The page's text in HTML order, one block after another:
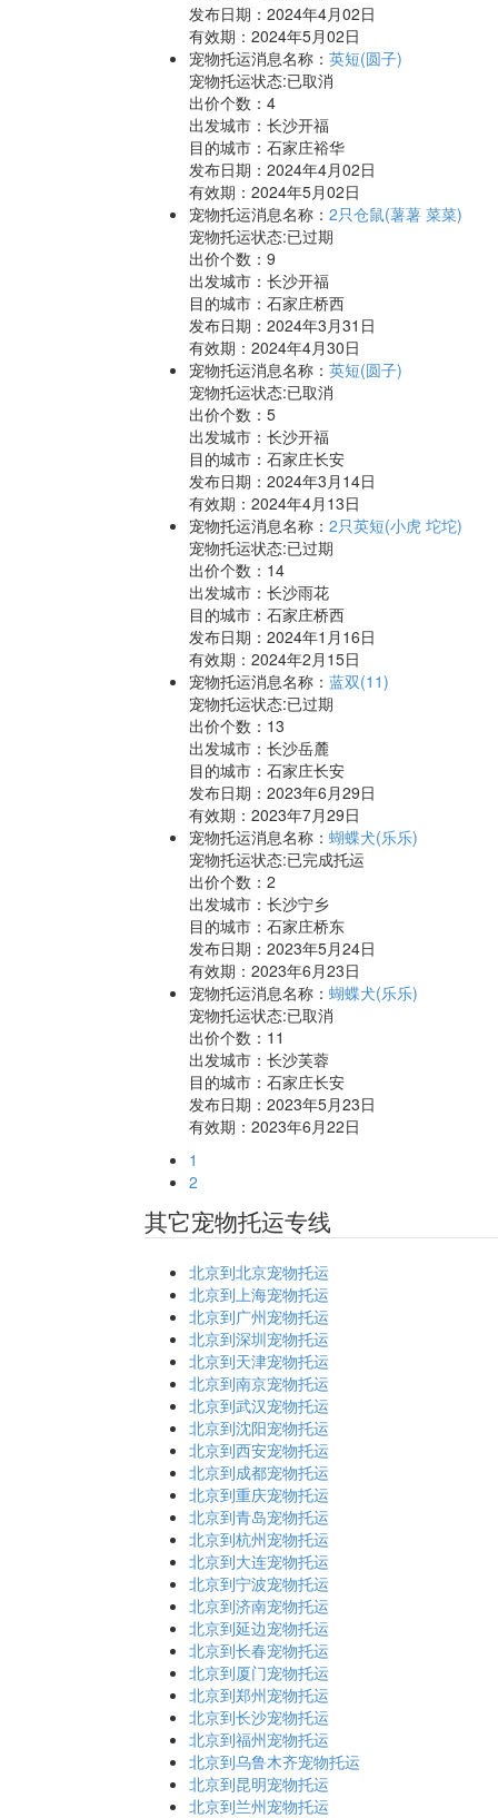
发布日期：2024年4月02日
有效期：2024年5月02日
宠物托运消息名称： 英短(圆子)
宠物托运状态:已取消
出价个数： 4
出发城市：长沙开福
目的城市：石家庄裕华
发布日期：2024年4月02日
有效期：2024年5月02日
宠物托运消息名称： 2只仓鼠(薯薯 菜菜)
宠物托运状态:已过期
出价个数： 9
出发城市：长沙开福
目的城市：石家庄桥西
发布日期：2024年3月31日
有效期：2024年4月30日
宠物托运消息名称： 英短(圆子)
宠物托运状态:已取消
出价个数： 5
出发城市：长沙开福
目的城市：石家庄长安
发布日期：2024年3月14日
有效期：2024年4月13日
宠物托运消息名称： 2只英短(小虎 坨坨)
宠物托运状态:已过期
出价个数： 14
出发城市：长沙雨花
目的城市：石家庄桥西
发布日期：2024年1月16日
有效期：2024年2月15日
宠物托运消息名称： 蓝双(11)
宠物托运状态:已过期
出价个数： 13
出发城市：长沙岳麓
目的城市：石家庄长安
发布日期：2023年6月29日
有效期：2023年7月29日
宠物托运消息名称： 蝴蝶犬(乐乐)
宠物托运状态:已完成托运
出价个数： 2
出发城市：长沙宁乡
目的城市：石家庄桥东
发布日期：2023年5月24日
有效期：2023年6月23日
宠物托运消息名称： 蝴蝶犬(乐乐)
宠物托运状态:已取消
出价个数： 11
出发城市：长沙芙蓉
目的城市：石家庄长安
发布日期：2023年5月23日
有效期：2023年6月22日
1
2
其它宠物托运专线
北京到北京宠物托运
北京到上海宠物托运
北京到广州宠物托运
北京到深圳宠物托运
北京到天津宠物托运
北京到南京宠物托运
北京到武汉宠物托运
北京到沈阳宠物托运
北京到西安宠物托运
北京到成都宠物托运
北京到重庆宠物托运
北京到青岛宠物托运
北京到杭州宠物托运
北京到大连宠物托运
北京到宁波宠物托运
北京到济南宠物托运
北京到延边宠物托运
北京到长春宠物托运
北京到厦门宠物托运
北京到郑州宠物托运
北京到长沙宠物托运
北京到福州宠物托运
北京到乌鲁木齐宠物托运
北京到昆明宠物托运
北京到兰州宠物托运